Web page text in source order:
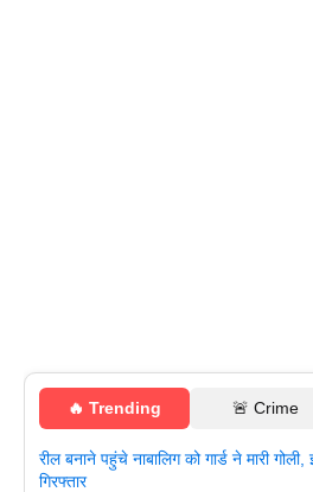
🔥 Trending 🚨 Crime
रील बनाने पहुंचे नाबालिग को गार्ड ने मारी
गिरफ्तार